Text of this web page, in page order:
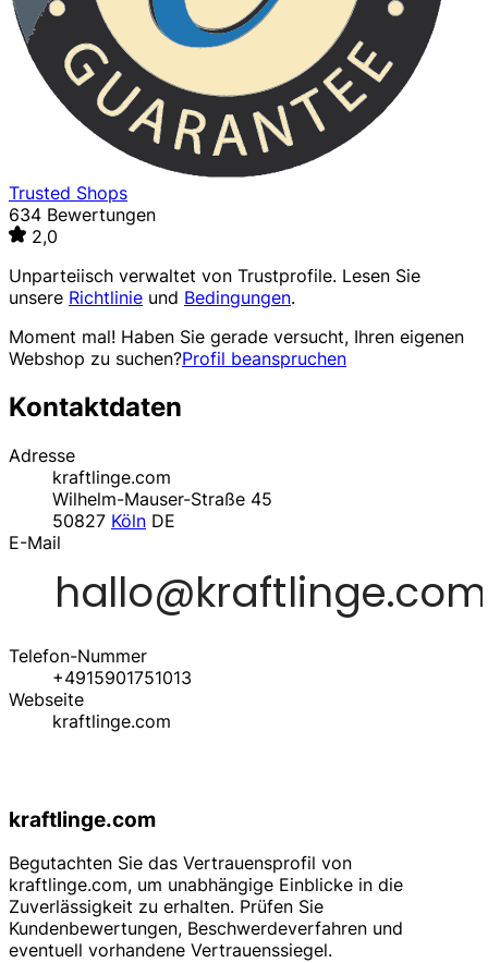
Trusted Shops
634 Bewertungen
2,0
Unparteiisch verwaltet von Trustprofile. Lesen Sie
unsere Richtlinie und Bedingungen.
Moment mal! Haben Sie gerade versucht, Ihren eigenen
Webshop zu suchen?Profil beanspruchen
Kontaktdaten
Adresse
kraftlinge.com
Wilhelm-Mauser-Straße 45
50827 Köln DE
E-Mail
Telefon-Nummer
+4915901751013
Webseite
kraftlinge.com
kraftlinge.com
Begutachten Sie das Vertrauensprofil von
kraftlinge.com, um unabhängige Einblicke in die
Zuverlässigkeit zu erhalten. Prüfen Sie
Kundenbewertungen, Beschwerdeverfahren und
eventuell vorhandene Vertrauenssiegel.